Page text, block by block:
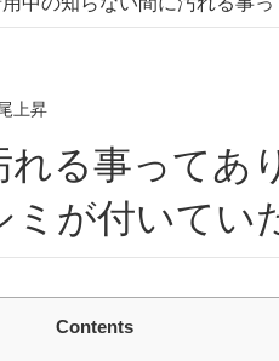
上昇
が付いてい
Contents